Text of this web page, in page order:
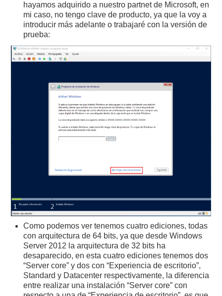
hayamos adquirido a nuestro partnet de Microsoft, en
mi caso, no tengo clave de producto, ya que la voy a
introducir más adelante o trabajaré con la versión de
prueba:
Como podemos ver tenemos cuatro ediciones, todas
con arquitectura de 64 bits, ya que desde Windows
Server 2012 la arquitectura de 32 bits ha
desaparecido, en esta cuatro ediciones tenemos dos
“Server core” y dos con “Experiencia de escritorio”,
Standard y Datacenter respectivamente, la diferencia
entre realizar una instalación “Server core” con